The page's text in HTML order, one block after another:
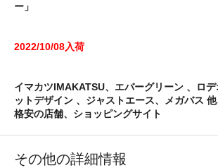
ー」
2022/10/08入荷
イマカツIMAKATSU、エバーグリーン 、ロ
ットデザイン 、ジャストエース、メガバス
格安の店舗、ショッピングサイト
その他の詳細情報